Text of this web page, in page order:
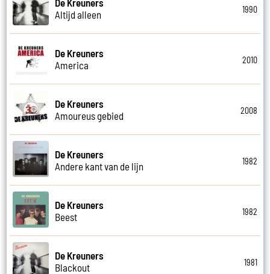
Altijd alleen
1990
De Kreuners
America
2010
De Kreuners
Amoureus gebied
2008
De Kreuners
Andere kant van de lijn
1982
De Kreuners
Beest
1982
De Kreuners
Blackout
1981